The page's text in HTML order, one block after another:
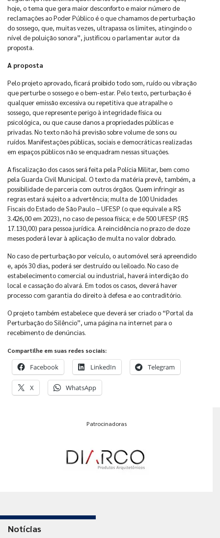
hoje, o tema que gera maior desconforto e maior número de
reclamações ao Poder Público é o que chamamos de perturbação
do sossego, que, muitas vezes, ultrapassa os limites, atingindo o
nível de poluição sonora”, justificou o parlamentar autor da
proposta.
A proposta
Pelo projeto aprovado, ficará proibido todo som, ruído ou vibração
que perturbe o sossego e o bem-estar. Pelo texto, perturbação é
qualquer emissão excessiva ou repetitiva que atrapalhe o
sossego, que represente perigo à integridade física ou
psicológica, ou que cause danos a propriedades públicas e
privadas. No texto não há previsão sobre volume de sons ou
ruídos. Manifestações públicas, sociais e democráticas realizadas
em espaços públicos não se enquadram nessas situações.
A fiscalização dos casos será feita pela Polícia Militar, bem como
pela Guarda Civil Municipal. O texto da matéria prevê, também, a
possibilidade de parceria com outros órgãos. Quem infringir as
regras estará sujeito a advertência; multa de 100 Unidades
Fiscais do Estado de São Paulo – UFESP (o que equivale a R$
3.426,00 em 2023), no caso de pessoa física; e de 500 UFESP (R$
17.130,00) para pessoa jurídica. A reincidência no prazo de doze
meses poderá levar à aplicação de multa no valor dobrado.
No caso de perturbação por veículo, o automóvel será apreendido
e, após 30 dias, poderá ser destruído ou leiloado. No caso de
estabelecimento comercial ou industrial, haverá interdição do
local e cassação do alvará. Em todos os casos, deverá haver
processo com garantia do direito à defesa e ao contraditório.
O projeto também estabelece que deverá ser criado o “Portal da
Perturbação do Silêncio”, uma página na internet para o
recebimento de denúncias.
Compartilhe em suas redes sociais:
Facebook LinkedIn Telegram
X WhatsApp
Patrocinadoras
Notícias